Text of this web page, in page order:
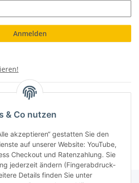
& Co nutzen
akzeptieren“ gestatten Sie den
auf unserer Website: YouTube,
Checkout und Ratenzahlung. Sie
jederzeit ändern (Fingerabdruck-
Details finden Sie unter
Anmelden